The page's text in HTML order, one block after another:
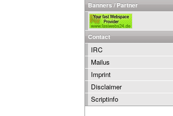
Banners / Partner
Contact
IRC
Mailus
Imprint
Disclaimer
Scriptinfo